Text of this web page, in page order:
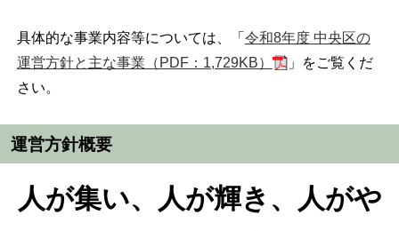
具体的な事業内容等については、「 令和8年度 中央区の
運営方針と主な事業（PDF：1,729KB）
」をご覧くだ
さい。
運営方針概要
人が集い、人が輝き、人がや